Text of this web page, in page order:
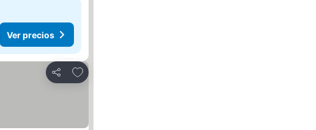
Ver precios
Compartir
Agregar a favoritos